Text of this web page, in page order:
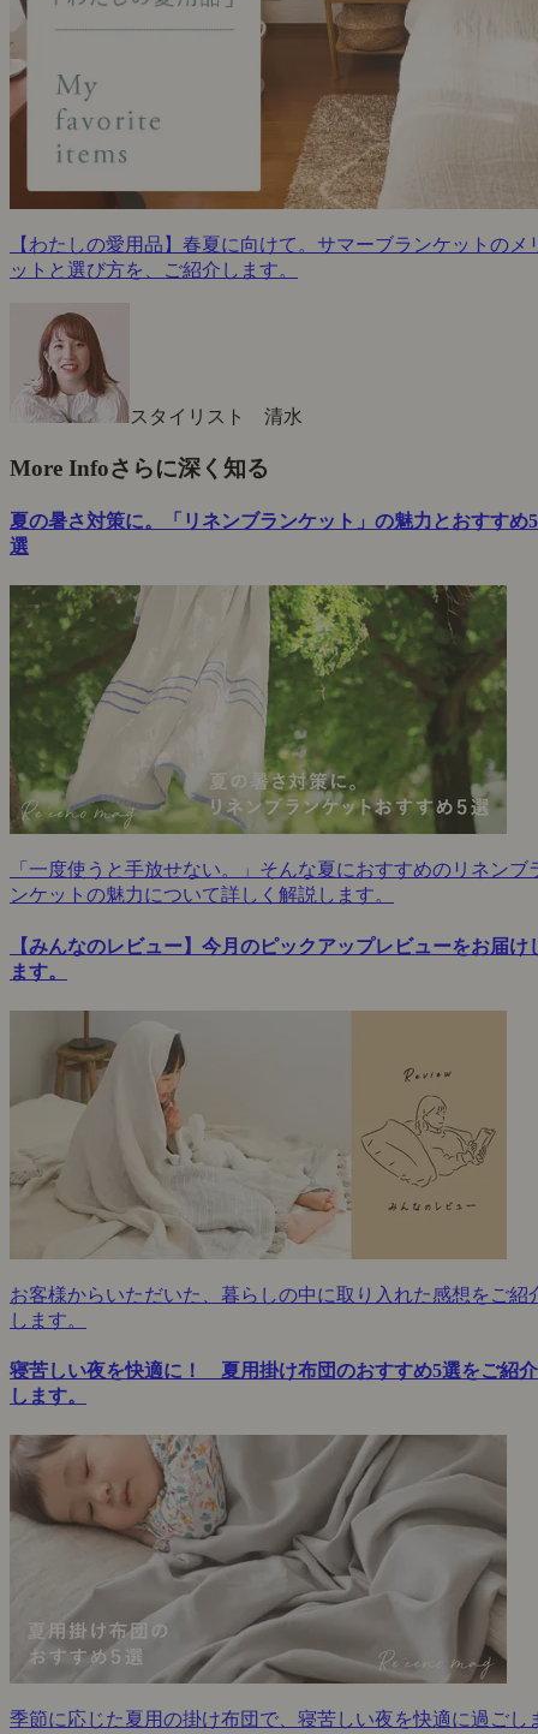
【わたしの愛用品】春夏に向けて。サマーブランケットのメ
ットと選び方を、ご紹介します。
スタイリスト 清水
More Infoさらに深く知る
夏の暑さ対策に。「リネンブランケット」の魅力とおすすめ5
選
「一度使うと手放せない。」そんな夏におすすめのリネンブ
ンケットの魅力について詳しく解説します。
【みんなのレビュー】今月のピックアップレビューをお届け
ます。
お客様からいただいた、暮らしの中に取り入れた感想をご紹
します。
寝苦しい夜を快適に！ 夏用掛け布団のおすすめ5選をご紹介
します。
季節に応じた夏用の掛け布団で、寝苦しい夜を快適に過ごし